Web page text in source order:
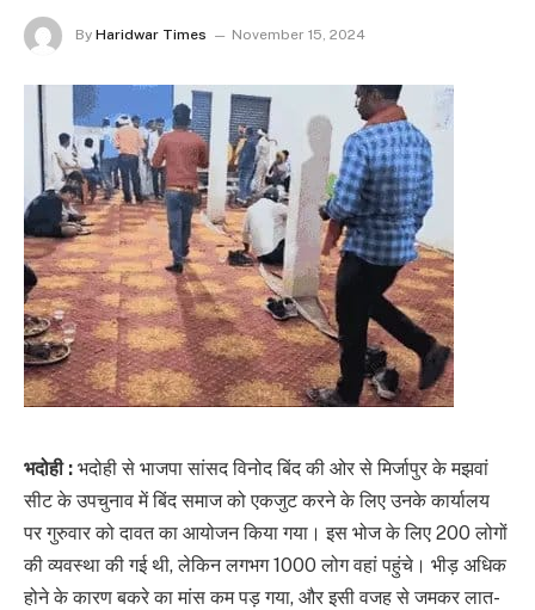
By Haridwar Times November 15, 2024
भदोही : भदोही से भाजपा सांसद विनोद बिंद की ओर से मिर्जापुर के मझवां
सीट के उपचुनाव में बिंद समाज को एकजुट करने के लिए उनके कार्यालय
पर गुरुवार को दावत का आयोजन किया गया। इस भोज के लिए 200 लोगों
की व्यवस्था की गई थी, लेकिन लगभग 1000 लोग वहां पहुंचे। भीड़ अधिक
होने के कारण बकरे का मांस कम पड़ गया, और इसी वजह से जमकर लात-